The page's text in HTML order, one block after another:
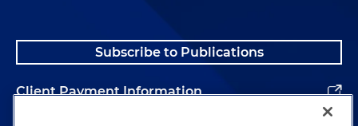
Subscribe to Publications
Client Payment Information